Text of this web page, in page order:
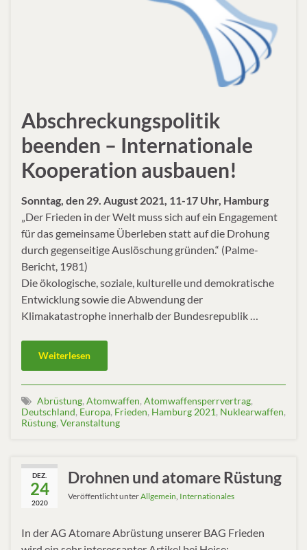
Abschreckungspolitik
beenden – Internationale
Kooperation ausbauen!
Sonntag, den 29. August 2021, 11-17 Uhr, Hamburg
„Der Frieden in der Welt muss sich auf ein Engagement
für das gemeinsame Überleben statt auf die Drohung
durch gegenseitige Auslöschung gründen.“ (Palme-
Bericht, 1981)
Die ökologische, soziale, kulturelle und demokratische
Entwicklung sowie die Abwendung der
Klimakatastrophe innerhalb der Bundesrepublik …
Weiterlesen
Abrüstung, Atomwaffen, Atomwaffensperrvertrag,
Deutschland, Europa, Frieden, Hamburg 2021, Nuklearwaffen,
Rüstung, Veranstaltung
DEZ.
24
2020
Drohnen und atomare Rüstung
Veröffentlicht unterAllgemein Internationales
In der AG Atomare Abrüstung unserer BAG Frieden